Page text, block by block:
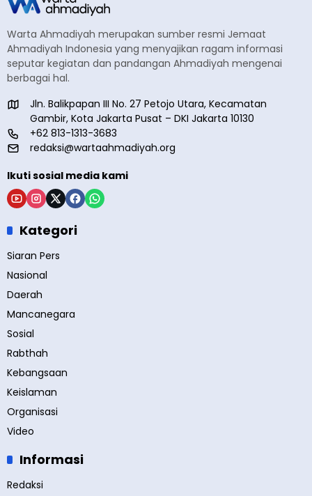
Warta Ahmadiyah merupakan sumber resmi Jemaat
Ahmadiyah Indonesia yang menyajikan ragam informasi
seputar kegiatan dan pandangan Ahmadiyah mengenai
berbagai hal.
Jln. Balikpapan III No. 27 Petojo Utara, Kecamatan
Gambir, Kota Jakarta Pusat – DKI Jakarta 10130
+62 813-1313-3683
redaksi@wartaahmadiyah.org
Ikuti sosial media kami
Kategori
Siaran Pers
Nasional
Daerah
Mancanegara
Sosial
Rabthah
Kebangsaan
Keislaman
Organisasi
Video
Informasi
Redaksi